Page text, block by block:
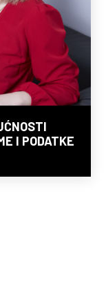
I PODATKE